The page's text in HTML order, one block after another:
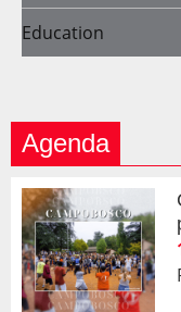
Education
Agenda